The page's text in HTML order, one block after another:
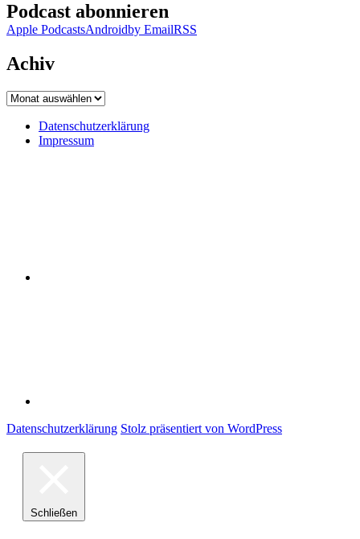
Podcast abonnieren
Apple PodcastsAndroidby EmailRSS
Achiv
Achiv
Datenschutzerklärung
Impressum
Datenschutzerklärung Stolz präsentiert von WordPress
Schließen